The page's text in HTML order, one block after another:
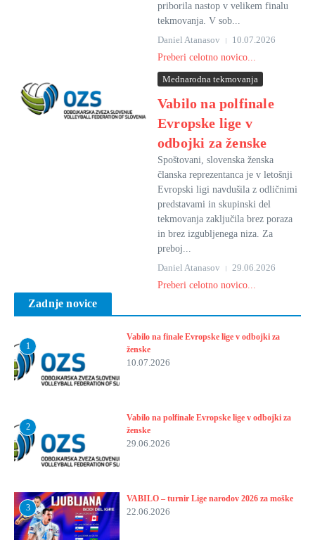
priborila nastop v velikem finalu
tekmovanja. V sob...
Daniel Atanasov
10.07.2026
Preberi celotno novico...
Mednarodna tekmovanja
Vabilo na polfinale
Evropske lige v
odbojki za ženske
Spoštovani, slovenska ženska
članska reprezentanca je v letošnji
Evropski ligi navdušila z odličnimi
predstavami in skupinski del
tekmovanja zaključila brez poraza
in brez izgubljenega niza. Za
preboj...
Daniel Atanasov
29.06.2026
Preberi celotno novico...
Zadnje novice
1
Vabilo na finale Evropske lige v odbojki za
ženske
10.07.2026
2
Vabilo na polfinale Evropske lige v odbojki za
ženske
29.06.2026
3
VABILO – turnir Lige narodov 2026 za moške
22.06.2026